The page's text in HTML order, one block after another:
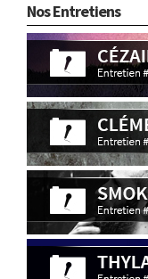
Nos Entretiens